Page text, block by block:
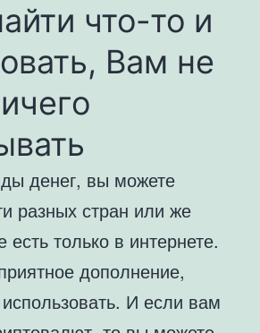
что-то и
Вам не
денег, вы можете
разных стран или же
есть только в интернете.
дополнение,
И если вам